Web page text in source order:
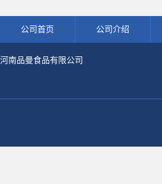
公司首页 公司介绍
河南品曼食品有限公司